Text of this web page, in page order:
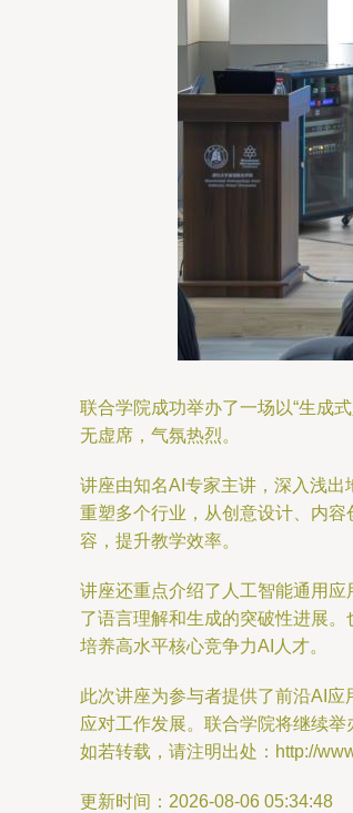
联合学院成功举办了一场以“生成
无虚席，气氛热烈。
讲座由知名AI专家主讲，深入浅
重塑多个行业，从创意设计、内
容，提升教学效率。
讲座还重点介绍了人工智能通用
了语言理解和生成的突破性进展
培养高水平核心竞争力AI人才。
此次讲座为参与者提供了前沿AI
应对工作发展。联合学院将继续
如若转载，请注明出处：http://
更新时间：2026-08-06 05:34:48